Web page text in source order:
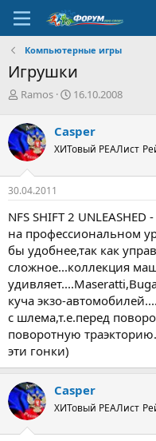
Компьютерные игры
Игрушки
А
т
о
р
т
е
м
Ramos
Д
а
н
ч
а
16.10.2008
Casper
ХИТовый РЕАЛист
30.04.2011
NFS SHIFT 2
на профессиональном
бы удобнее,так как
сложное...коллекция
куча экзо-
с шлема,т.е.перед
поворотную
эти гонки)
Casper
ХИТовый РЕАЛист